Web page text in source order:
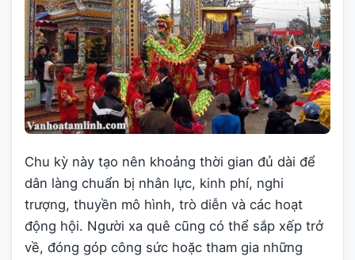
Chu kỳ này tạo nên khoảng thời gian đủ dài để
dân làng chuẩn bị nhân lực, kinh phí, nghi
trượng, thuyền mô hình, trò diễn và các hoạt
động hội. Người xa quê cũng có thể sắp xếp trở
về, đóng góp công sức hoặc tham gia những